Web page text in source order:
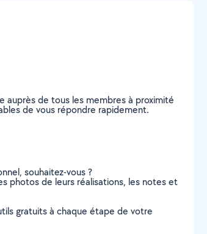
auprès de tous les membres à proximité
de vous répondre rapidement.
souhaitez-vous ?
photos de leurs réalisations, les notes et
gratuits à chaque étape de votre